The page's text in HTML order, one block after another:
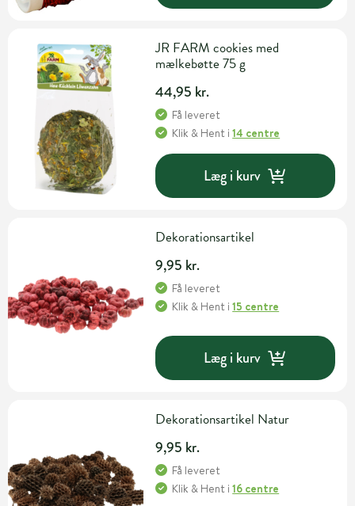
JR FARM cookies med
mælkebøtte 75 g
44,95 kr.
Få leveret
Klik & Hent i14 centre
Læg i kurv
Dekorationsartikel
9,95 kr.
Få leveret
Klik & Hent i15 centre
Læg i kurv
Dekorationsartikel Natur
9,95 kr.
Få leveret
Klik & Hent i16 centre